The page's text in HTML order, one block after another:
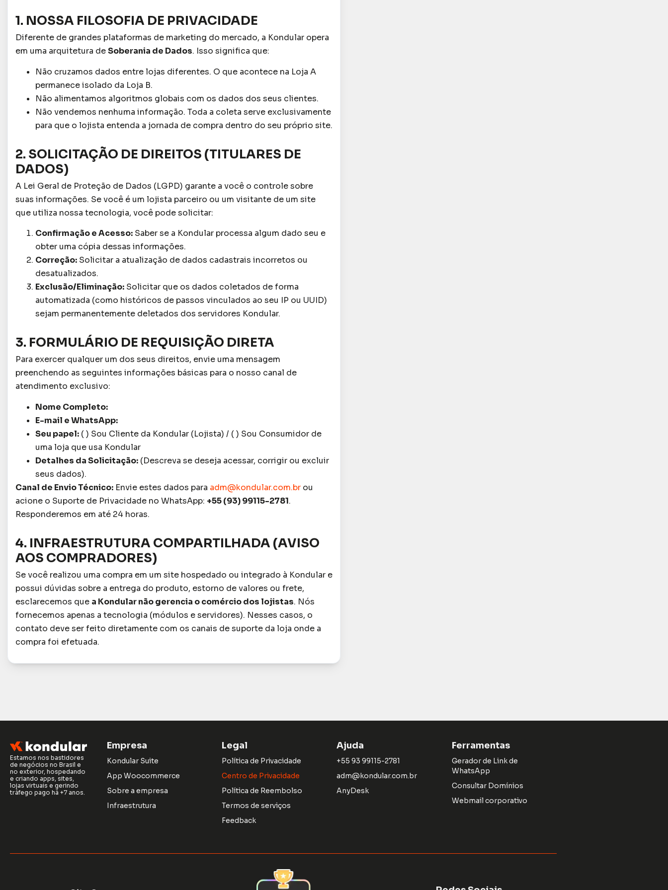
1. NOSSA FILOSOFIA DE PRIVACIDADE
Diferente de grandes plataformas de marketing do mercado, a Kondular opera
em uma arquitetura deSoberania de Dados. Isso significa que:
Não cruzamos dados entre lojas diferentes. O que acontece na Loja A
permanece isolado da Loja B.
Não alimentamos algoritmos globais com os dados dos seus clientes.
Não vendemos nenhuma informação. Toda a coleta serve exclusivamente
para que o lojista entenda a jornada de compra dentro do seu próprio site.
2. SOLICITAÇÃO DE DIREITOS (TITULARES DE
DADOS)
A Lei Geral de Proteção de Dados (LGPD) garante a você o controle sobre
suas informações. Se você é um lojista parceiro ou um visitante de um site
que utiliza nossa tecnologia, você pode solicitar:
Confirmação e Acesso: Saber se a Kondular processa algum dado seu e
obter uma cópia dessas informações.
Correção: Solicitar a atualização de dados cadastrais incorretos ou
desatualizados.
Exclusão/Eliminação: Solicitar que os dados coletados de forma
automatizada (como históricos de passos vinculados ao seu IP ou UUID)
sejam permanentemente deletados dos servidores Kondular.
3. FORMULÁRIO DE REQUISIÇÃO DIRETA
Para exercer qualquer um dos seus direitos, envie uma mensagem
preenchendo as seguintes informações básicas para o nosso canal de
atendimento exclusivo:
Nome Completo:
E-mail e WhatsApp:
Seu papel: ( ) Sou Cliente da Kondular (Lojista) / ( ) Sou Consumidor de
uma loja que usa Kondular
Detalhes da Solicitação: (Descreva se deseja acessar, corrigir ou excluir
seus dados).
Canal de Envio Técnico: Envie estes dados para adm@kondular.com.br ou
acione o Suporte de Privacidade no WhatsApp: +55 (93) 99115-2781.
Responderemos em até 24 horas.
4. INFRAESTRUTURA COMPARTILHADA (AVISO
AOS COMPRADORES)
Se você realizou uma compra em um site hospedado ou integrado à Kondular e
possui dúvidas sobre a entrega do produto, estorno de valores ou frete,
esclarecemos que a Kondular não gerencia o comércio dos lojistas. Nós
fornecemos apenas a tecnologia (módulos e servidores). Nesses casos, o
contato deve ser feito diretamente com os canais de suporte da loja onde a
compra foi efetuada.
Estamos nos bastidores
de negócios no Brasil e
no exterior, hospedando
e criando apps, sites,
lojas virtuais e gerindo
tráfego pago há +7 anos.
Empresa
Kondular Suite
App Woocommerce
Sobre a empresa
Infraestrutura
Legal
Política de Privacidade
Centro de Privacidade
Política de Reembolso
Termos de serviços
Feedback
Ajuda
+55 93 99115-2781
adm@kondular.com.br
AnyDesk
Ferramentas
Gerador de Link de
WhatsApp
Consultar Domínios
Webmail corporativo